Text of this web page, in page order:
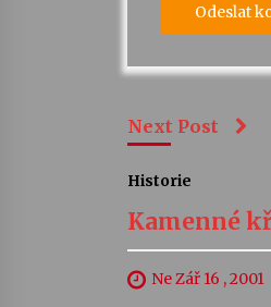
Next Post
Historie
Kamenné
Ne Zář 16 , 2001